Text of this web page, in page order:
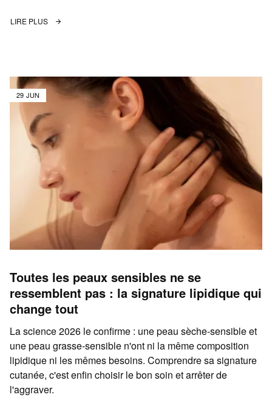
LIRE PLUS
29 JUN
Toutes les peaux sensibles ne se
ressemblent pas : la signature lipidique qui
change tout
La science 2026 le confirme : une peau sèche-sensible et
une peau grasse-sensible n'ont ni la même composition
lipidique ni les mêmes besoins. Comprendre sa signature
cutanée, c'est enfin choisir le bon soin et arrêter de
l'aggraver.